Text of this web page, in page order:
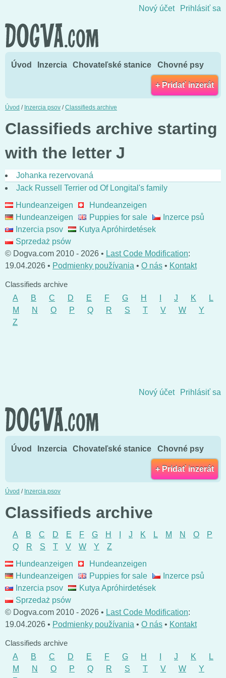
Skočiť na obsahNový účet Prihlásiť sa
Úvod Inzercia Chovateľské stanice Chovné psy
+ Pridať inzerát
Úvod / Inzercia psov /Classifieds archive
Classifieds archive starting
with the letter J
Johanka rezervovaná
Jack Russell Terrier od Of Longital's family
Hundeanzeigen
Hundeanzeigen
Hundeanzeigen
Puppies for sale
Inzerce psů
Inzercia psov
Kutya Apróhirdetések
Sprzedaż psów
© Dogva.com 2010 - 2026 • Last Code Modification:
19.04.2026 • Podmienky používania • O nás • Kontakt
Classifieds archive
A
B C D E F G H J K
L
M
N O P Q R S T V W
Y
Z
Skočiť na obsahNový účet Prihlásiť sa
Úvod Inzercia Chovateľské stanice Chovné psy
+ Pridať inzerát
Úvod / Inzercia psov
Classifieds archive
A B C D E F G H J K L M N O
P
Q
R S T V W Y
Z
Hundeanzeigen
Hundeanzeigen
Hundeanzeigen
Puppies for sale
Inzerce psů
Inzercia psov
Kutya Apróhirdetések
Sprzedaż psów
© Dogva.com 2010 - 2026 • Last Code Modification:
19.04.2026 • Podmienky používania • O nás • Kontakt
Classifieds archive
A
B C D E F G H J K
L
M
N O P Q R S T V W
Y